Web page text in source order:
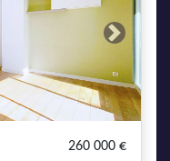
Next
260 000 €